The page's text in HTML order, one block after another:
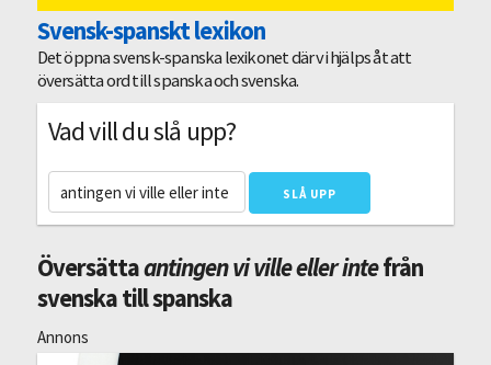
Svensk-spanskt lexikon
Det öppna svensk-spanska lexikonet där vi hjälps åt att
översätta ord till spanska och svenska.
Vad vill du slå upp?
Översättaantingen vi ville eller intefrån
svenska till spanska
Annons